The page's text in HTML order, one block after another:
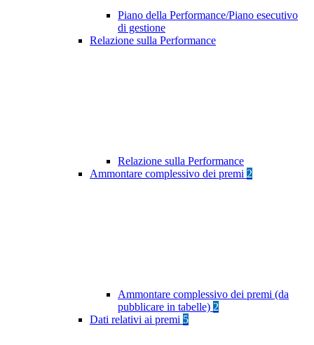
Piano della Performance/Piano esecutivo
di gestione
Relazione sulla Performance
Relazione sulla Performance
Ammontare complessivo dei premi 2
Ammontare complessivo dei premi (da
pubblicare in tabelle) 2
Dati relativi ai premi 5